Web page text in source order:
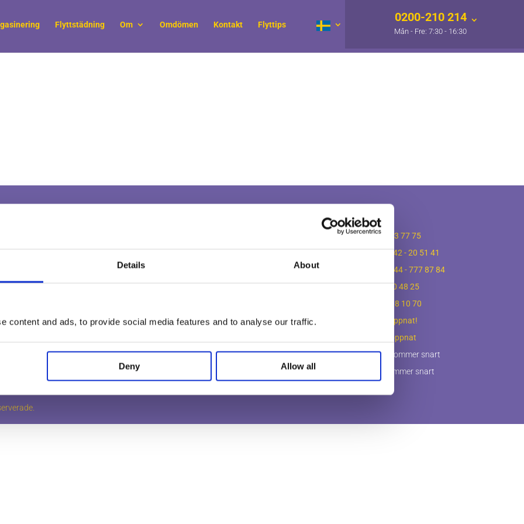
Details About
content and ads, to provide social media features and to analyse our traffic.
Deny Allow all
Flyttstädning Om Omdömen Kontakt
0200-210 214
Flyttips
myndigheter
utfört
av din
Villkor & Ansvar
Miljö & Kvalitet
Våra garantier
Lediga jobb
Kontakt
Kontorsflyttningar
Lagerflyttningar
Flygelflyttningar
Möbelmontering
Lokalkontor
Malmö-040 - 43 77 75
Helsingborg-042 - 20 51 41
044 - 777 87 84
Lund-046 - 560 48 25
0411 - 88 10 70
Nyöppnat!
Nyöppnat
Köpenhamn
- kommer snart
- kommer snart